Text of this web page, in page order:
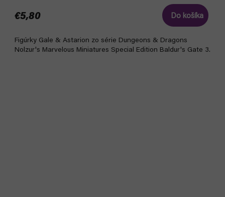
€5,80 Do košíka
Figúrky Gale & Astarion zo série Dungeons & Dragons
Nolzur's Marvelous Miniatures Special Edition Baldur's Gate 3.